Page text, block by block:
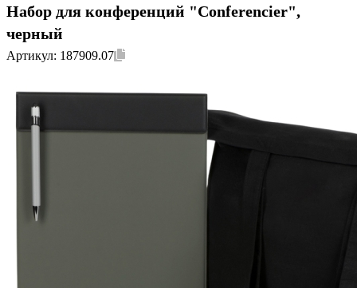
Набор для конференций "Conferencier",
черный
Артикул: 187909.07